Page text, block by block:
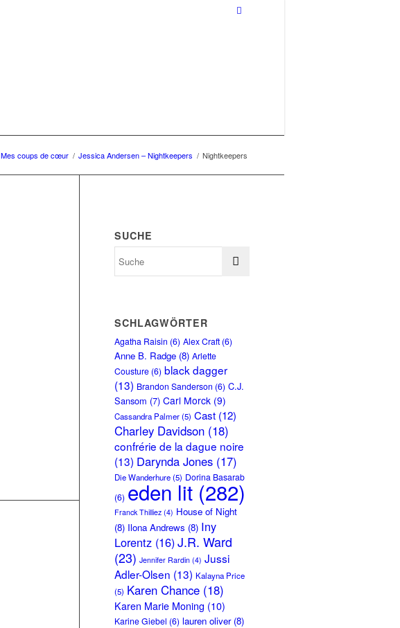
Mes coups de cœur / Jessica Andersen – Nightkeepers / Nightkeepers
SUCHE
SCHLAGWÖRTER
Agatha Raisin (6) Alex Craft (6)
Anne B. Radge (8) Arlette
Cousture (6) black dagger
(13) Brandon Sanderson (6) C.J.
Sansom (7) Carl Morck (9)
Cassandra Palmer(5) Cast (12)
Charley Davidson (18)
confrérie de la dague noire
(13) Darynda Jones (17)
Die Wanderhure(5) Dorina Basarab
(6) eden lit (282)
Franck Thilliez (4) House of Night
(8) Ilona Andrews (8) Iny
Lorentz (16)J.R. Ward
(23) Jennifer Rardin (4) Jussi
Adler-Olsen (13) Kalayna Price
(5) Karen Chance (18)
Karen Marie Moning (10)
Karine Giebel (6) lauren oliver(8)